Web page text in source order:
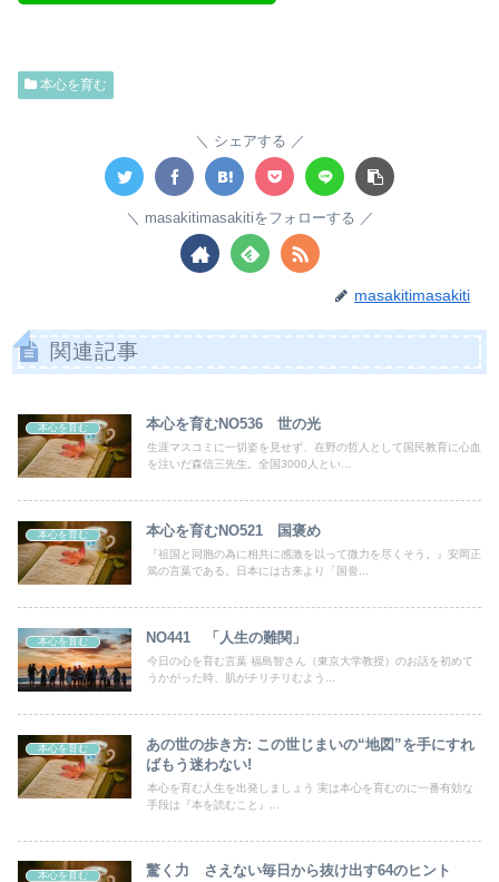
本心を育む
シェアする
masakitimasakitiをフォローする
masakitimasakiti
関連記事
本心を育む 本心を育むNO536 世の光
生涯マスコミに一切姿を見せず、在野の哲人として国民教育に心血
を注いだ森信三先生。全国3000人とい...
本心を育む 本心を育むNO521 国褒め
『祖国と同胞の為に相共に感激を以って微力を尽くそう。』安岡正
篤の言葉である。日本には古来より「国誉...
本心を育む NO441 「人生の難関」
今日の心を育む言葉 福島智さん（東京大学教授）のお話を初めて
うかがった時、肌がチリチリむよう...
本心を育む
あの世の歩き方: この世じまいの“地図”を手にすれ
ばもう迷わない!
本心を育む人生を出発しましょう 実は本心を育むのに一番有効な
手段は『本を読むこと』...
本心を育む 驚く力 さえない毎日から抜け出す64のヒント